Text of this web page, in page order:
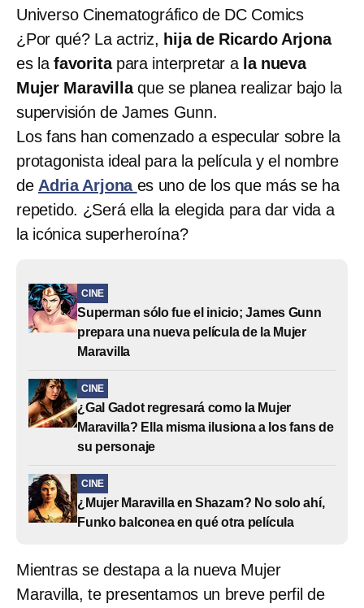
Universo Cinematográfico de DC Comics
¿Por qué? La actriz, hija de Ricardo Arjona
es la favoritapara interpretar a la nueva
Mujer Maravillaque se planea realizar bajo la
supervisión de James Gunn.
Los fans han comenzado a especular sobre la
protagonista ideal para la película y el nombre
de Adria Arjona es uno de los que más se ha
repetido. ¿Será ella la elegida para dar vida a
la icónica superheroína?
CINE
Superman sólo fue el inicio; James Gunn
prepara una nueva película de la Mujer
Maravilla
CINE
¿Gal Gadot regresará como la Mujer
Maravilla? Ella misma ilusiona a los fans de
su personaje
CINE
¿Mujer Maravilla en Shazam? No solo ahí,
Funko balconea en qué otra película
Mientras se destapa a la nueva Mujer
Maravilla, te presentamos un breve perfil de